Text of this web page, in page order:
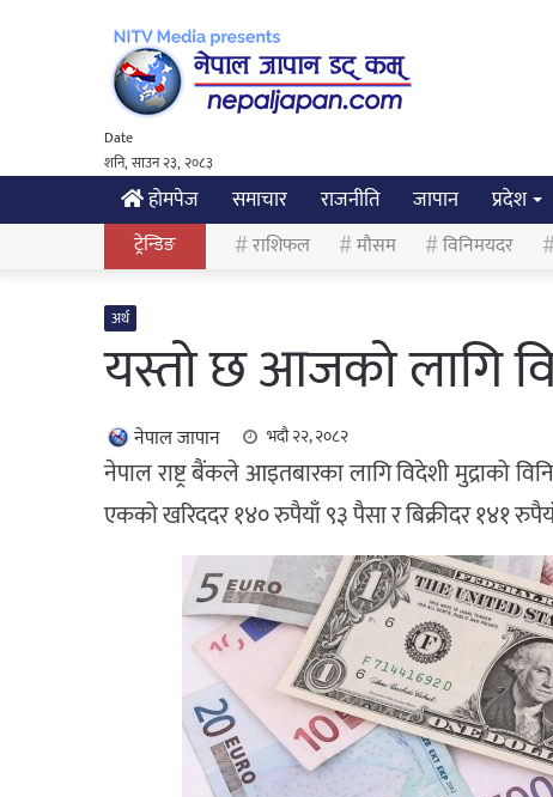
Date
शनि, साउन २३, २०८३
होमपेज समाचार राजनीति जापान प्रदेश
ट्रेन्डिङ राशिफल मौसम विनिमयदर
अर्थ
यस्तो छ आजको लागि
नेपाल जापान भदौ २२, २०८२
नेपाल राष्ट्र बैंकले आइतबारका लागि विदेशी मुद्राको
एकको खरिददर १४० रुपैयाँ ९३ पैसा र बिक्रीदर १४१